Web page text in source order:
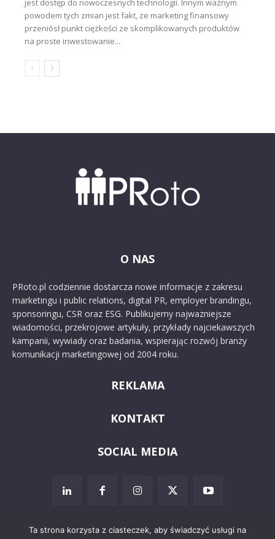
jest dostęp do nowoczesnych technologii. Innym ważnym
powodem tych zmian jest fakt, że marketing finansowy
przeniósł punkt ciężkości ze skomplikowanych produktów
na proste inwestowanie...
O NAS
PRoto.pl codziennie dostarcza nowe informacje z zakresu
marketingu i public relations, digital PR, employer brandingu,
sponsoringu, CSR oraz ESG. Publikujemy najważniejsze
wiadomości, przekrojowe artykuły, przykłady najciekawszych
kampanii, wywiady oraz badania, wspierając rozwój branży
komunikacji marketingowej od 2004 roku.
REKLAMA
KONTAKT
SOCIAL MEDIA
Ta strona korzysta z ciasteczek, aby świadczyć usługi na